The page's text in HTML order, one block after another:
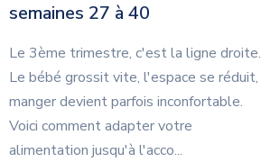
semaines 27 à 40
Le 3ème trimestre, c'est la ligne droite.
Le bébé grossit vite, l'espace se réduit,
manger devient parfois inconfortable.
Voici comment adapter votre
alimentation jusqu'à l'acco...